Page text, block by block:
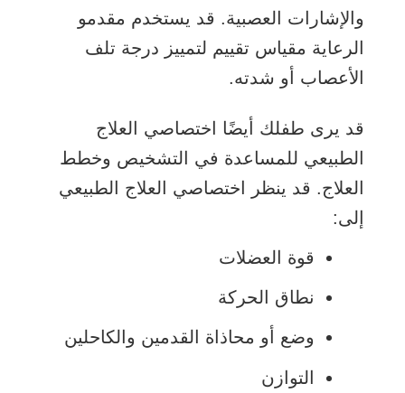
والإشارات العصبية. قد يستخدم مقدمو
الرعاية مقياس تقييم لتمييز درجة تلف
الأعصاب أو شدته.
قد يرى طفلك أيضًا اختصاصي العلاج
الطبيعي للمساعدة في التشخيص وخطط
العلاج. قد ينظر اختصاصي العلاج الطبيعي
إلى:
قوة العضلات
نطاق الحركة
وضع أو محاذاة القدمين والكاحلين
التوازن